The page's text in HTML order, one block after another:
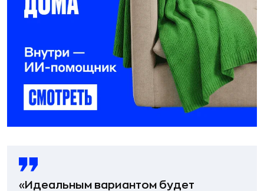
«Идеальным вариантом будет